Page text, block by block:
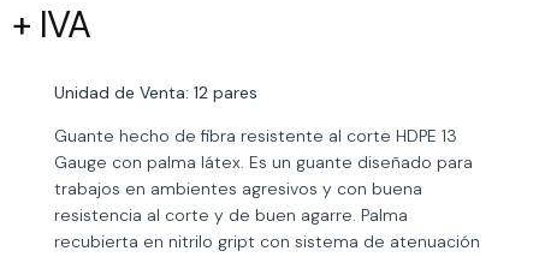
+ IVA
Unidad de Venta: 12 pares
Guante hecho de fibra resistente al corte HDPE 13
Gauge con palma látex. Es un guante diseñado para
trabajos en ambientes agresivos y con buena
resistencia al corte y de buen agarre. Palma
recubierta en nitrilo gript con sistema de atenuación